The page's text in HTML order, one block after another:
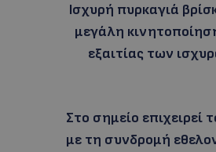
Ισχυρή πυρκαγιά
μεγάλη
εξαιτίας των
Στο σημείο
με τη συνδρομή